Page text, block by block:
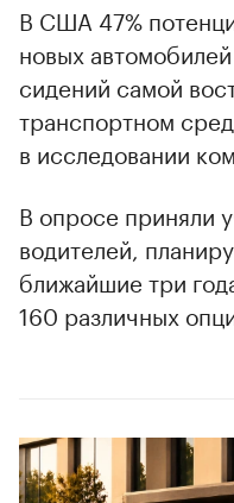
В США 47%
новых
сидений самой
транспортном
в исследовании
В опросе приняли
водителей,
ближайшие три
160 различных